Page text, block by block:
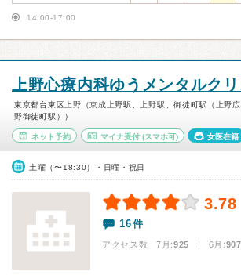
14:00-17:00
上野心療内科ゆうメンタルク
東京都台東区上野（京成上野駅、上野駅、御徒町駅（上野
野御徒町駅））
ネット予約 マイナ受付(スマホ可) 女医在籍
土曜（〜18:30）・日曜・祝日
3.78
16件
アクセス数 7月:925 | 6月:907